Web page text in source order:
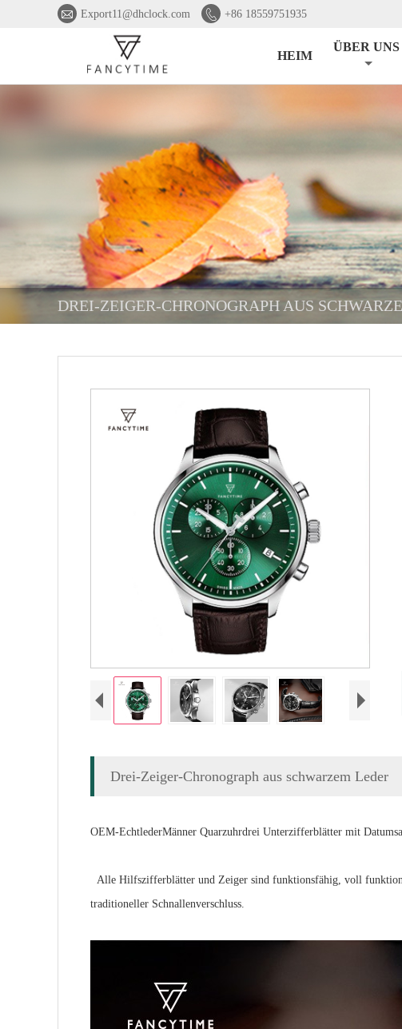
 Export11@dhclock.com  +86 18559751935
HEIM
ÜBER UNS
DREI-ZEIGER-CHRONOGRAPH AUS
Drei-Zeiger-Chronograph aus schwarzem Leder
OEM-EchtlederMänner Quarzuhrdrei Unterzifferblätter mit
Alle Hilfszifferblätter und Zeiger sind funktionsfähig, voll
traditioneller Schnallenverschluss.